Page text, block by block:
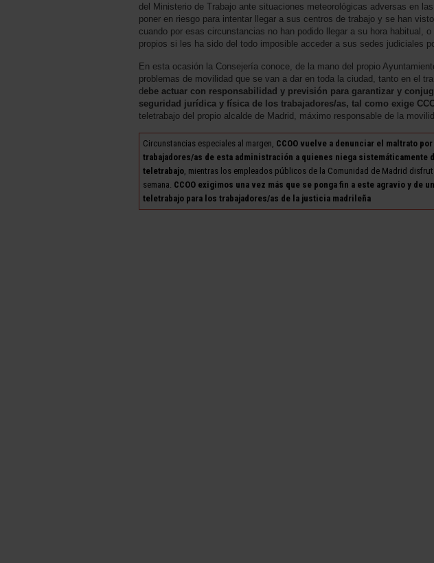
del Ministerio de Trabajo ante situaciones meteorológicas adversas en
poner en riesgo para intentar llegar a sus centros de trabajo y se han
cuando por esas circunstancias no han podido llegar a su hora habitual,
propios si les ha sido del todo imposible acceder a sus sedes judiciales
En esta ocasión la Consejería conoce, de la mano del propio
problemas de movilidad que se van a dar en toda la ciudad, tanto en el
d ebe actuar con responsabilidad y previsión para garantizar y
seguridad jurídica y física de los trabajadores/as, tal como exige
teletrabajo del propio alcalde de Madrid, máximo responsable de la
Circunstancias especiales al margen, CCOO vuelve a denunciar el maltrato
trabajadores/as de esta administración a quienes niega sistemáticamente
teletrabajo , mientras los empleados públicos de la Comunidad de Madrid
semana. CCOO exigimos una vez más que se ponga fin a este agravio y de
teletrabajo para los trabajadores/as de la justicia madrileña